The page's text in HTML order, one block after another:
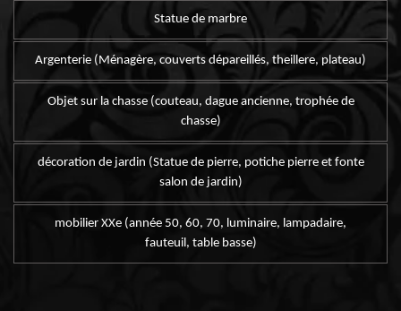
Statue de marbre
Argenterie (Ménagère, couverts dépareillés, theillere, plateau)
Objet sur la chasse (couteau, dague ancienne, trophée de
chasse)
décoration de jardin (Statue de pierre, potiche pierre et fonte
salon de jardin)
mobilier XXe (année 50, 60, 70, luminaire, lampadaire,
fauteuil, table basse)